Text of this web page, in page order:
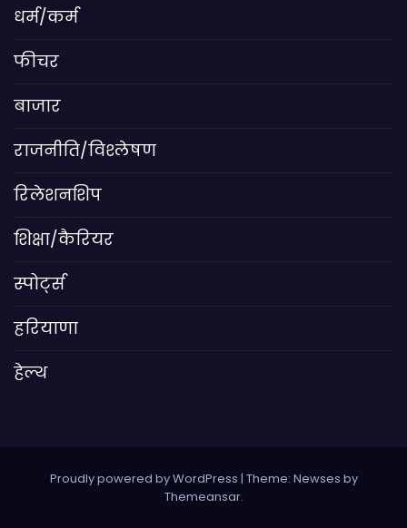
धर्म/कर्म
फीचर
बाजार
राजनीति/विश्लेषण
रिलेशनशिप
शिक्षा/कैरियर
स्पोर्ट्स
हरियाणा
हेल्थ
Proudly powered by WordPress | Theme: Newses by
Themeansar.